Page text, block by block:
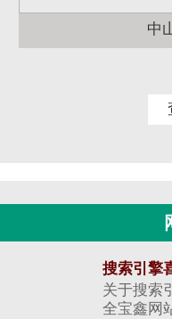
中
搜索引擎
关于搜索
全宝鑫网